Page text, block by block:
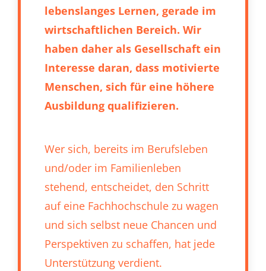
lebenslanges Lernen, gerade im
wirtschaftlichen Bereich. Wir
haben daher als Gesellschaft ein
Interesse daran, dass motivierte
Menschen, sich für eine höhere
Ausbildung qualifizieren.
Wer sich, bereits im Berufsleben
und/oder im Familienleben
stehend, entscheidet, den Schritt
auf eine Fachhochschule zu wagen
und sich selbst neue Chancen und
Perspektiven zu schaffen, hat jede
Unterstützung verdient.